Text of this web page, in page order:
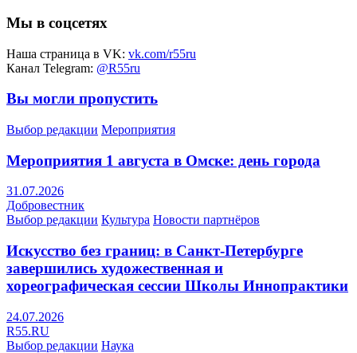
Мы в соцсетях
Наша страница в VK: vk.com/r55ru
Канал Telegram: @R55ru
Вы могли пропустить
Выбор редакции Мероприятия
Мероприятия 1 августа в Омске: день города
31.07.2026
Добровестник
Выбор редакции Культура Новости партнёров
Искусство без границ: в Санкт-Петербурге
завершились художественная и
хореографическая сессии Школы Иннопрактики
24.07.2026
R55.RU
Выбор редакции Наука